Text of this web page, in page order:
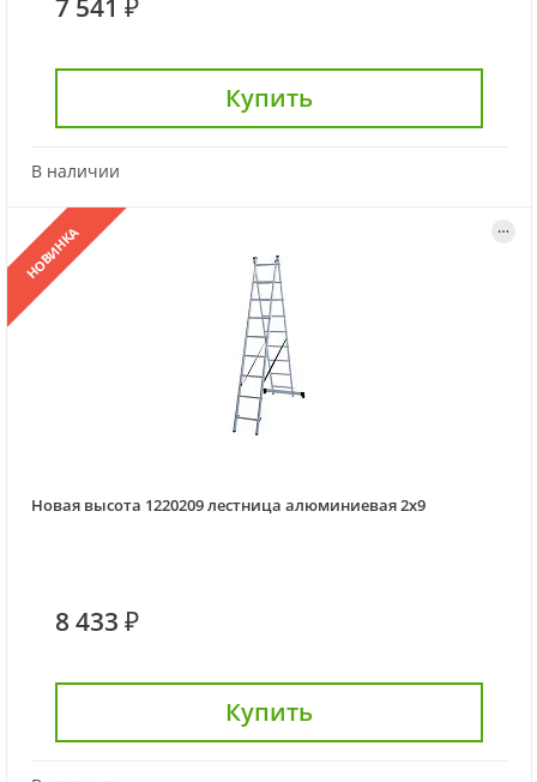
7 541 ₽
Купить
В наличии
НОВИНКА
Новая высота 1220209 лестница алюминиевая 2х9
8 433 ₽
Купить